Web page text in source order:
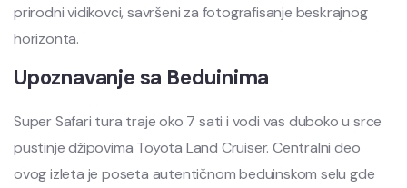
prirodni vidikovci, savršeni za fotografisanje beskrajnog
horizonta.
Upoznavanje sa Beduinima
Super Safari tura traje oko 7 sati i vodi vas duboko u srce
pustinje džipovima Toyota Land Cruiser. Centralni deo
ovog izleta je poseta autentičnom beduinskom selu gde